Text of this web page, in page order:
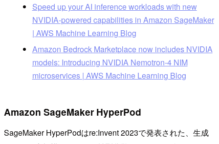
Speed up your AI inference workloads with new
NVIDIA-powered capabilities in Amazon SageMaker
| AWS Machine Learning Blog
Amazon Bedrock Marketplace now includes NVIDIA
models: Introducing NVIDIA Nemotron-4 NIM
microservices | AWS Machine Learning Blog
Amazon SageMaker HyperPod
SageMaker HyperPodはre:Invent 2023で発表された、生成